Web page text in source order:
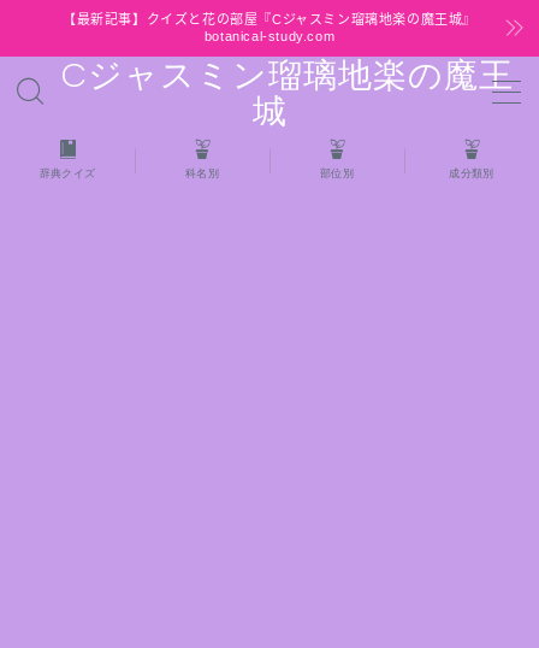
【最新記事】クイズと花の部屋『Cジャスミン瑠璃地楽の魔王城』
botanical-study.com
Cジャスミン瑠璃地楽の魔王
城
MENU
HOME
辞典クイズ 科名別 部位別 成分類別